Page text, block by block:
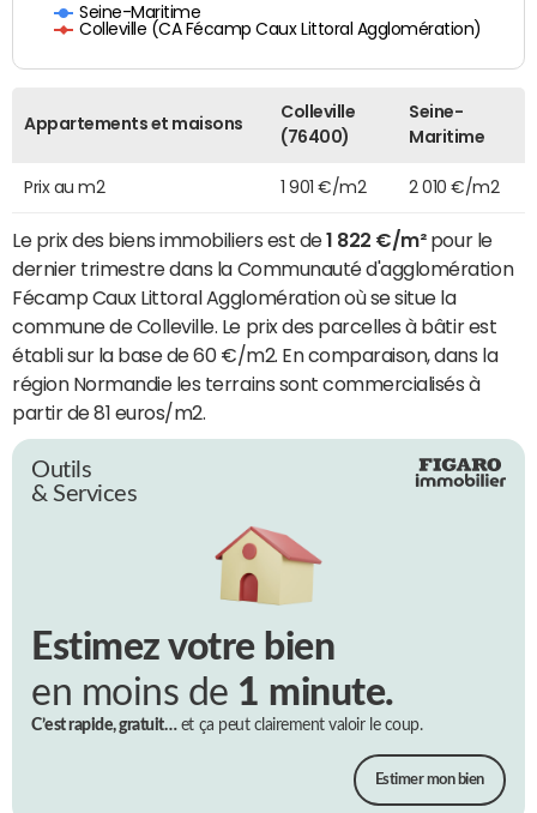
Seine-Maritime
Colleville (CA Fécamp Caux Littoral Agglomération)
Appartements et maisons
Colleville
(76400)
Seine-
Maritime
Prix au m2 1 901 €/m2 2 010 €/m2
Le prix des biens immobiliers est de1 822 €/m²pour le
dernier trimestre dans la Communauté d'agglomération
Fécamp Caux Littoral Agglomération où se situe la
commune de Colleville. Le prix des parcelles à bâtir est
établi sur la base de 60 €/m2. En comparaison, dans la
région Normandie les terrains sont commercialisés à
partir de 81 euros/m2.
Outils
& Services
Estimez votre bien
en moins de 1 minute.
C’est rapide, gratuit…et ça peut clairement valoir le coup.
Estimer mon bien